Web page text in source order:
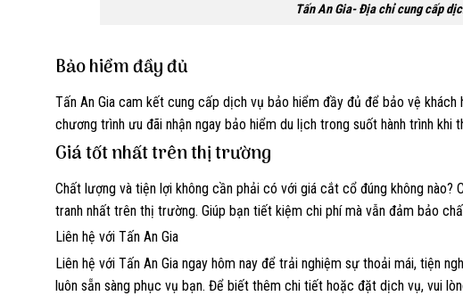
Tấn An Gia- Địa chỉ cung cấp
Bảo hiểm đầy đủ
Tấn An Gia cam kết cung cấp dịch vụ bảo hiểm đầy đủ để bảo vệ
chương trình ưu đãi nhận ngay bảo hiểm du lịch trong suốt hành trình khi
Giá tốt nhất trên thị trường
Chất lượng và tiện lợi không cần phải có với giá cắt cổ đúng không
tranh nhất trên thị trường. Giúp bạn tiết kiệm chi phí mà vẫn đảm bảo
Liên hệ với Tấn An Gia
Liên hệ với Tấn An Gia ngay hôm nay để trải nghiệm sự thoải mái, tiện
luôn sẵn sàng phục vụ bạn. Để biết thêm chi tiết hoặc đặt dịch vụ, vui